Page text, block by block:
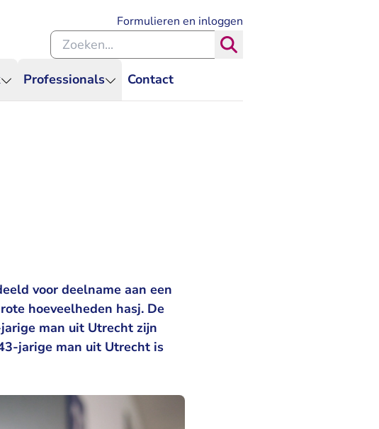
Professionals Contact
Formulieren en inloggen
Zoeken binnen de Rechtspraak
voor deelname aan een
hoeveelheden hasj. De
man uit Utrecht zijn
jarige man uit Utrecht is